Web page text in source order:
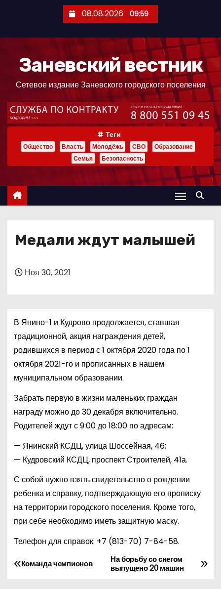
ж
08.08.2026 09:59
Заневский вестник
Сетевое издание Заневского городского поселения
Теги
Общество Власть Молодёжь СВО
Образование
Семья
Безопасность
Медали ждут малышей
Ноя 30, 2021
В Янино-1 и Кудрово продолжается, ставшая
традиционной, акция награждения детей,
родившихся в период с 1 октября 2020 года по 1
октября 2021-го и прописанных в нашем
муниципальном образовании.
Забрать первую в жизни маленьких граждан
награду можно до 30 декабря включительно.
Родителей ждут с 9:00 до 18:00 по адресам:
— Янинский КСДЦ, улица Шоссейная, 46;
— Кудровский КСДЦ, проспект Строителей, 41а.
С собой нужно взять свидетельство о рождении
ребенка и справку, подтверждающую его прописку
на территории городского поселения. Кроме того,
при себе необходимо иметь защитную маску.
Телефон для справок: +7 (813-70) 7-84-58.
Н
На борьбу со снегом
выпущено 20 машин
Команда чемпионов